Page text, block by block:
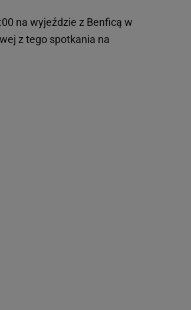
na wyjeździe z Benficą w
z tego spotkania na